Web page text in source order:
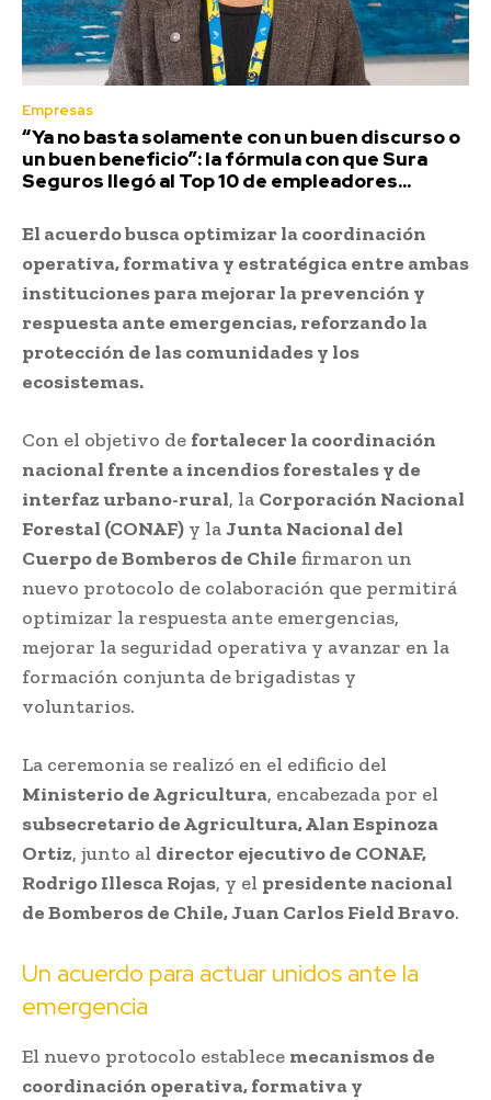
Empresas
“Ya no basta solamente con un buen discurso o
un buen beneficio”: la fórmula con que Sura
Seguros llegó al Top 10 de empleadores...
El acuerdo busca optimizar la coordinación
operativa, formativa y estratégica entre ambas
instituciones para mejorar la prevención y
respuesta ante emergencias, reforzando la
protección de las comunidades y los
ecosistemas.
Con el objetivo de fortalecer la coordinación
nacional frente a incendios forestales y de
interfaz urbano-rural, la Corporación Nacional
Forestal (CONAF) y laJunta Nacional del
Cuerpo de Bomberos de Chile firmaron un
nuevo protocolo de colaboración que permitirá
optimizar la respuesta ante emergencias,
mejorar la seguridad operativa y avanzar en la
formación conjunta de brigadistas y
voluntarios.
La ceremonia se realizó en el edificio del
Ministerio de Agricultura, encabezada por el
subsecretario de Agricultura, Alan Espinoza
Ortiz, junto al director ejecutivo de CONAF,
Rodrigo Illesca Rojas, y el presidente nacional
de Bomberos de Chile, Juan Carlos Field Bravo.
Un acuerdo para actuar unidos ante la
emergencia
El nuevo protocolo establece mecanismos de
coordinación operativa, formativa y